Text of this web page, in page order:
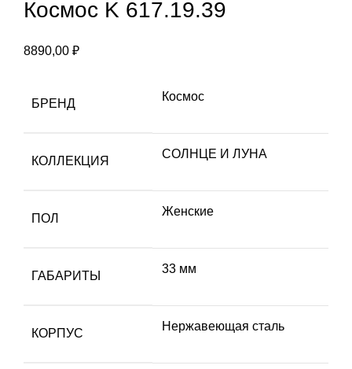
Космос K 617.19.39
8890,00 ₽
БРЕНД
Космос
КОЛЛЕКЦИЯ
СОЛНЦЕ И ЛУНА
ПОЛ
Женские
ГАБАРИТЫ
33 мм
КОРПУС
Нержавеющая сталь